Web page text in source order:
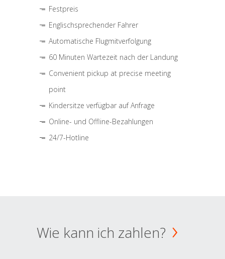
Festpreis
Englischsprechender Fahrer
Automatische Flugmitverfolgung
60 Minuten Wartezeit nach der Landung
Convenient pickup at precise meeting
point
Kindersitze verfügbar auf Anfrage
Online- und Offline-Bezahlungen
24/7-Hotline
Wie kann ich zahlen?